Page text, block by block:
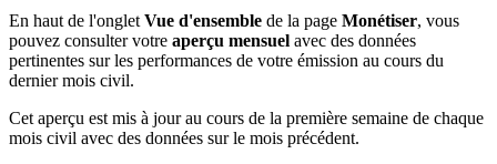
En haut de l'onglet Vue d'ensemble de la page Monétiser, vous
pouvez consulter votre aperçu mensuel avec des données
pertinentes sur les performances de votre émission au cours du
dernier mois civil.
Cet aperçu est mis à jour au cours de la première semaine de chaque
mois civil avec des données sur le mois précédent.